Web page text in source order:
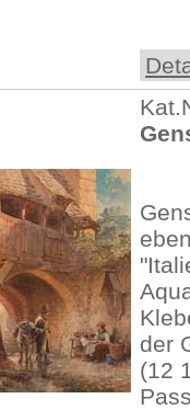
der
(12